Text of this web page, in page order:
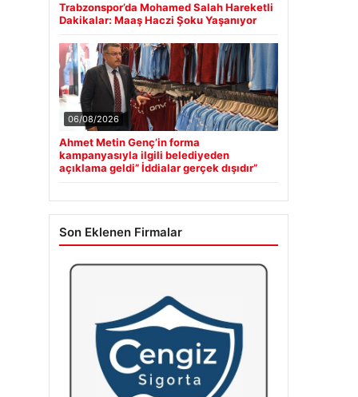
Trabzonspor’da Mohamed Salah Hareketli
Dakikalar: Maaş Haczi Şoku Yaşanıyor
06/08/2026
Ahmet Metin Genç’in forma
kampanyasıyla ilgili belediyeden
açıklama geldi” İddialar gerçek dışıdır”
Son Eklenen Firmalar